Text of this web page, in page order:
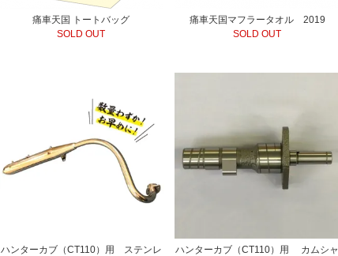
痛車天国 トートバッグ
SOLD OUT
痛車天国マフラータオル 2019
SOLD OUT
ハンターカブ（CT110）用 ステンレ
ハンターカブ（CT110）用 カムシャ